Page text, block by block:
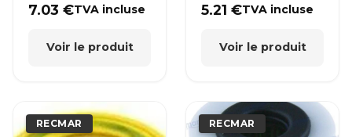
7.03€TVA incluse
Voir le produit
5.21€TVA incluse
Voir le produit
RECMAR RECMAR